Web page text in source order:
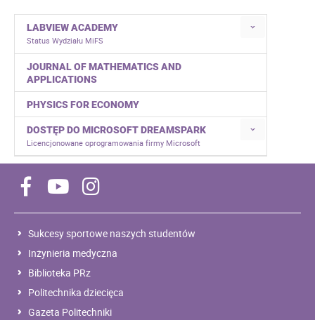
LABVIEW ACADEMY
Status Wydziału MiFS
JOURNAL OF MATHEMATICS AND
APPLICATIONS
PHYSICS FOR ECONOMY
DOSTĘP DO MICROSOFT DREAMSPARK
Licencjonowane oprogramowania firmy Microsoft
Sukcesy sportowe naszych studentów
Inżynieria medyczna
Biblioteka PRz
Politechnika dziecięca
Gazeta Politechniki